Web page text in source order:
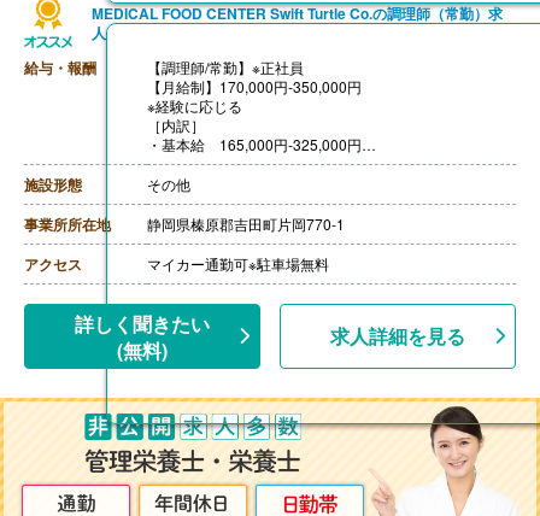
MEDICAL FOOD CENTER Swift Turtle Co.の調理師（常勤）求
人
給与・報酬
【調理師/常勤】※正社員
【月給制】170,000円-350,000円
※経験に応じる
［内訳］
・基本給 165,000円-325,000円
・資格手当 5,000円
【賞与】年2回（計3.30ヶ月分）※前年度実績
【通勤手当】あり※マイカー通勤可能
【昇給】あり
【退職金】あり
施設形態 その他
事業所所在地 静岡県榛原郡吉田町片岡770-1
アクセス マイカー通勤可※駐車場無料
詳しく聞きたい
(無料)
求人詳細を見る